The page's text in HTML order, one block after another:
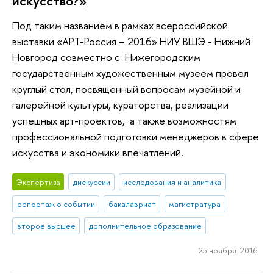
Под таким названием в рамках всероссийской
выставки «АРТ-Россия – 2016» НИУ ВШЭ - Нижний
Новгород совместно с Нижегородским
государственным художественным музеем провел
круглый стол, посвященный вопросам музейной и
галерейной культуры, кураторства, реализации
успешных арт-проектов, а также возможностям
профессиональной подготовки менеджеров в сфере
искусства и экономики впечатлений.
Экспертиза дискуссии
исследования и аналитика
репортаж о событии
бакалавриат
магистратура
второе высшее
дополнительное образование
25 ноября 2016